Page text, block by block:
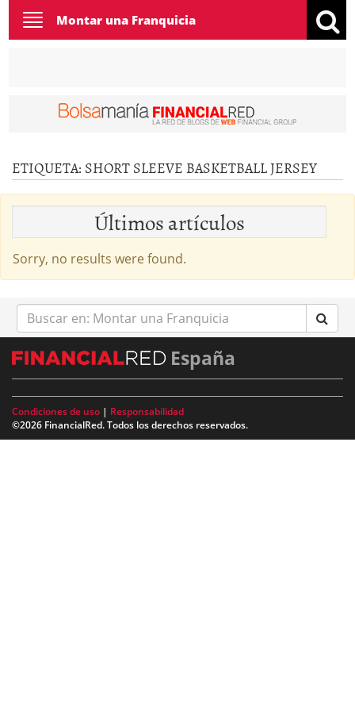
Toggle
navigation
Montar una Franquicia
ETIQUETA: SHORT SLEEVE BASKETBALL JERSEY
Últimos artículos
Sorry, no results were found.
Buscar
en:
España
Condiciones de uso | Responsabilidad
©2026 FinancialRed. Todos los derechos reservados.